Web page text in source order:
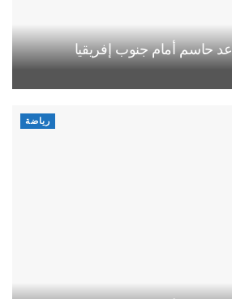
حاسم أمام جنوب إفريقيا
رياضة